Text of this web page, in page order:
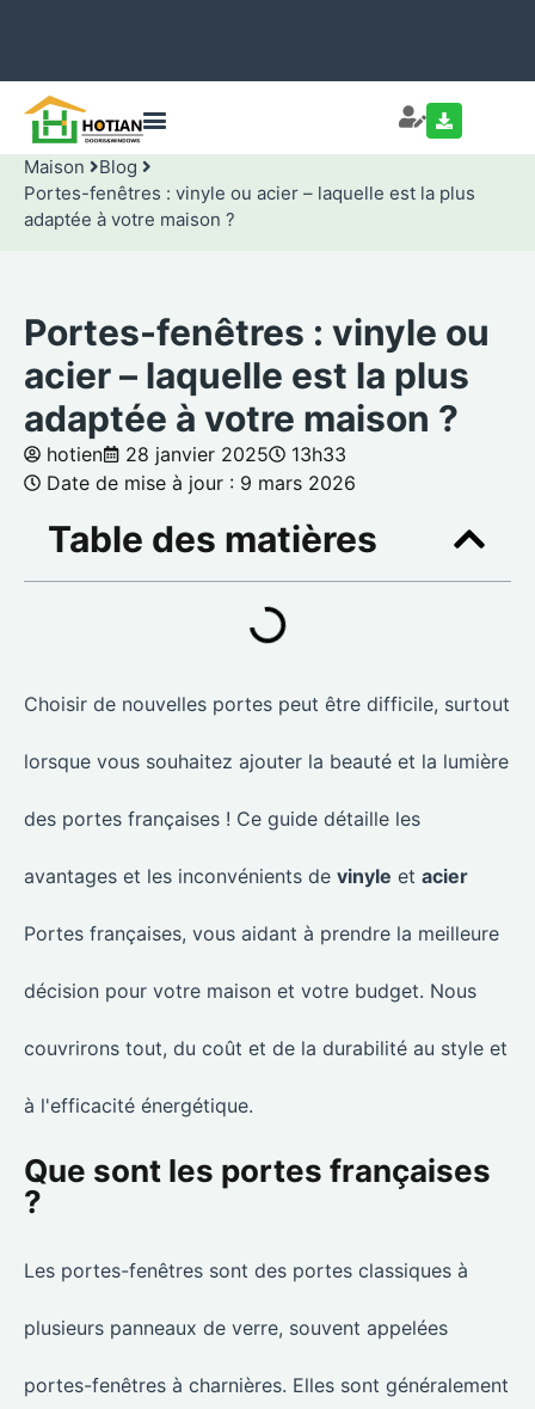
Maison
Blog
Portes-fenêtres : vinyle ou acier – laquelle est la plus
adaptée à votre maison ?
Portes-fenêtres : vinyle ou
acier – laquelle est la plus
adaptée à votre maison ?
hotien 28 janvier 2025
13h33
Date de mise à jour : 9 mars 2026
Table des matières
Choisir de nouvelles portes peut être difficile, surtout
lorsque vous souhaitez ajouter la beauté et la lumière
des portes françaises ! Ce guide détaille les
avantages et les inconvénients de vinyle et acier
Portes françaises, vous aidant à prendre la meilleure
décision pour votre maison et votre budget. Nous
couvrirons tout, du coût et de la durabilité au style et
à l'efficacité énergétique.
Que sont les portes françaises
?
Les portes-fenêtres sont des portes classiques à
plusieurs panneaux de verre, souvent appelées
portes-fenêtres à charnières. Elles sont généralement